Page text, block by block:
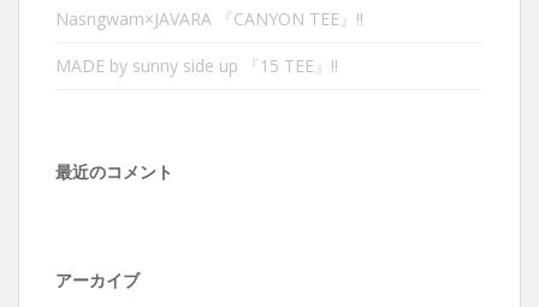
Nasngwam×JAVARA 『CANYON TEE』‼︎
MADE by sunny side up 『15 TEE』‼︎
最近のコメント
アーカイブ